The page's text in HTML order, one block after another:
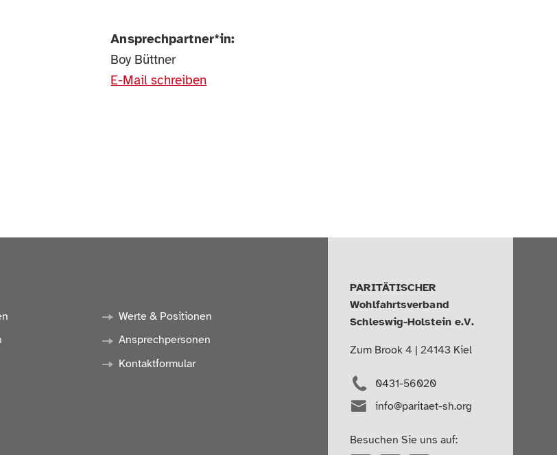
Ansprechpartner*in:
Boy Büttner
E-Mail schreiben
Werte & Positionen
Ansprechpersonen
Kontaktformular
PARITÄTISCHER
Wohlfahrtsverband
Schleswig-Holstein e.V.
Zum Brook 4 | 24143 Kiel
0431-56020
info@paritaet-sh.org
Besuchen Sie uns auf: